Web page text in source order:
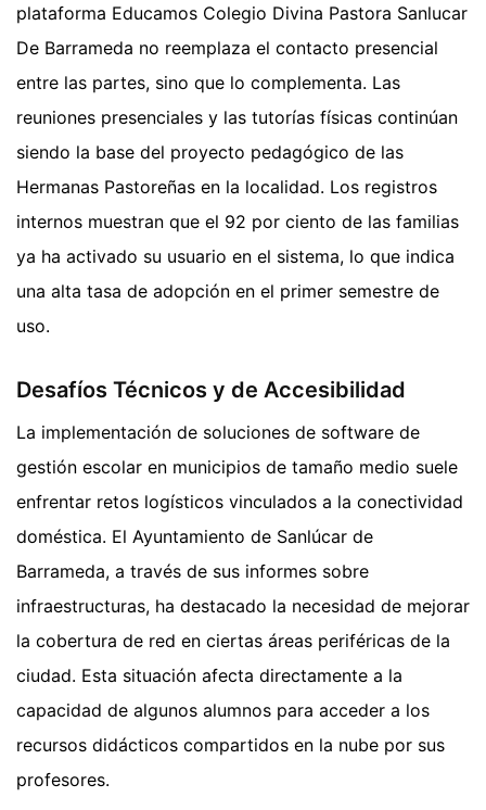
plataforma Educamos Colegio Divina Pastora Sanlucar
De Barrameda no reemplaza el contacto presencial
entre las partes, sino que lo complementa. Las
reuniones presenciales y las tutorías físicas continúan
siendo la base del proyecto pedagógico de las
Hermanas Pastoreñas en la localidad. Los registros
internos muestran que el 92 por ciento de las familias
ya ha activado su usuario en el sistema, lo que indica
una alta tasa de adopción en el primer semestre de
uso.
Desafíos Técnicos y de Accesibilidad
La implementación de soluciones de software de
gestión escolar en municipios de tamaño medio suele
enfrentar retos logísticos vinculados a la conectividad
doméstica. El Ayuntamiento de Sanlúcar de
Barrameda, a través de sus informes sobre
infraestructuras, ha destacado la necesidad de mejorar
la cobertura de red en ciertas áreas periféricas de la
ciudad. Esta situación afecta directamente a la
capacidad de algunos alumnos para acceder a los
recursos didácticos compartidos en la nube por sus
profesores.